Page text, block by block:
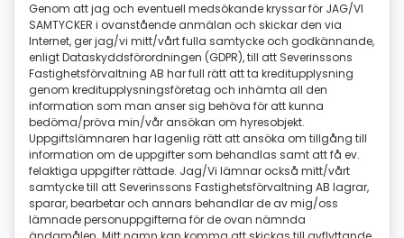
Genom att jag och eventuell medsökande kryssar för JAG/VI
SAMTYCKER i ovanstående anmälan och skickar den via
Internet, ger jag/vi mitt/vårt fulla samtycke och godkännande,
enligt Dataskyddsförordningen (GDPR), till att Severinssons
Fastighetsförvaltning AB har full rätt att ta kreditupplysning
genom kreditupplysningsföretag och inhämta all den
information som man anser sig behöva för att kunna
bedöma/pröva min/vår ansökan om hyresobjekt.
Uppgiftslämnaren har lagenlig rätt att ansöka om tillgång till
information om de uppgifter som behandlas samt att få ev.
felaktiga uppgifter rättade. Jag/Vi lämnar också mitt/vårt
samtycke till att Severinssons Fastighetsförvaltning AB lagrar,
sparar, bearbetar och annars behandlar de av mig/oss
lämnade personuppgifterna för de ovan nämnda